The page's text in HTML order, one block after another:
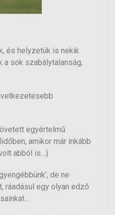
és helyzetük is nekik
a sok szabálytalanság,
egyértelmű
amikor már inkább
abból is…)
de ne
ráadásul egy olyan edző